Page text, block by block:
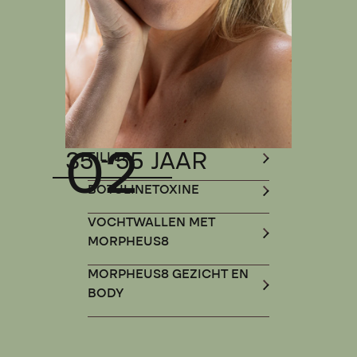
02
35 - 55 JAAR
FILLER
BOTULINETOXINE
VOCHTWALLEN MET
MORPHEUS8
MORPHEUS8 GEZICHT EN
BODY